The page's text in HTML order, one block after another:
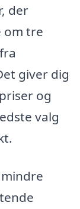
der
om tre
giver dig
og
valg